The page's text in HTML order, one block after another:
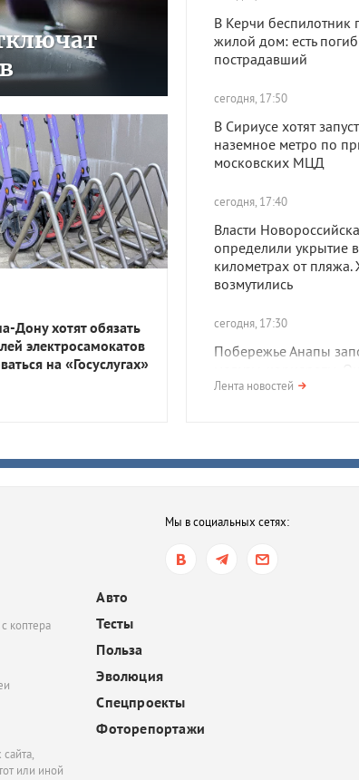
В Керчи беспилотник
жилой дом: есть
пострадавший
сегодня, 17:50
В Сириусе хотят
наземное метро по
московских МЦД
сегодня, 17:40
Власти Новороссийска
определили укрытие
километрах от пляжа.
возмутились
сегодня, 17:30
Побережье Анапы
медузы-корнероты.
опасны?
Сильная жара и
какую погоду ждать в
Лента новостей
Дону хотят обязать
электросамокатов
на «Госуслугах»
Мы в социальных сетях:
коптера
Авто
Тесты
Польза
Эволюция
Спецпроекты
Фоторепортажи
или иной